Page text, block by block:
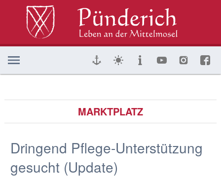
MARKTPLATZ
Dringend Pflege-Unterstützung
gesucht (Update)